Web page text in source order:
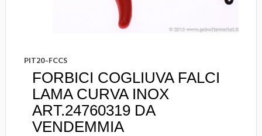
PIT20-FCCS
FORBICI COGLIUVA FALCI
LAMA CURVA INOX
ART.24760319 DA
VENDEMMIA